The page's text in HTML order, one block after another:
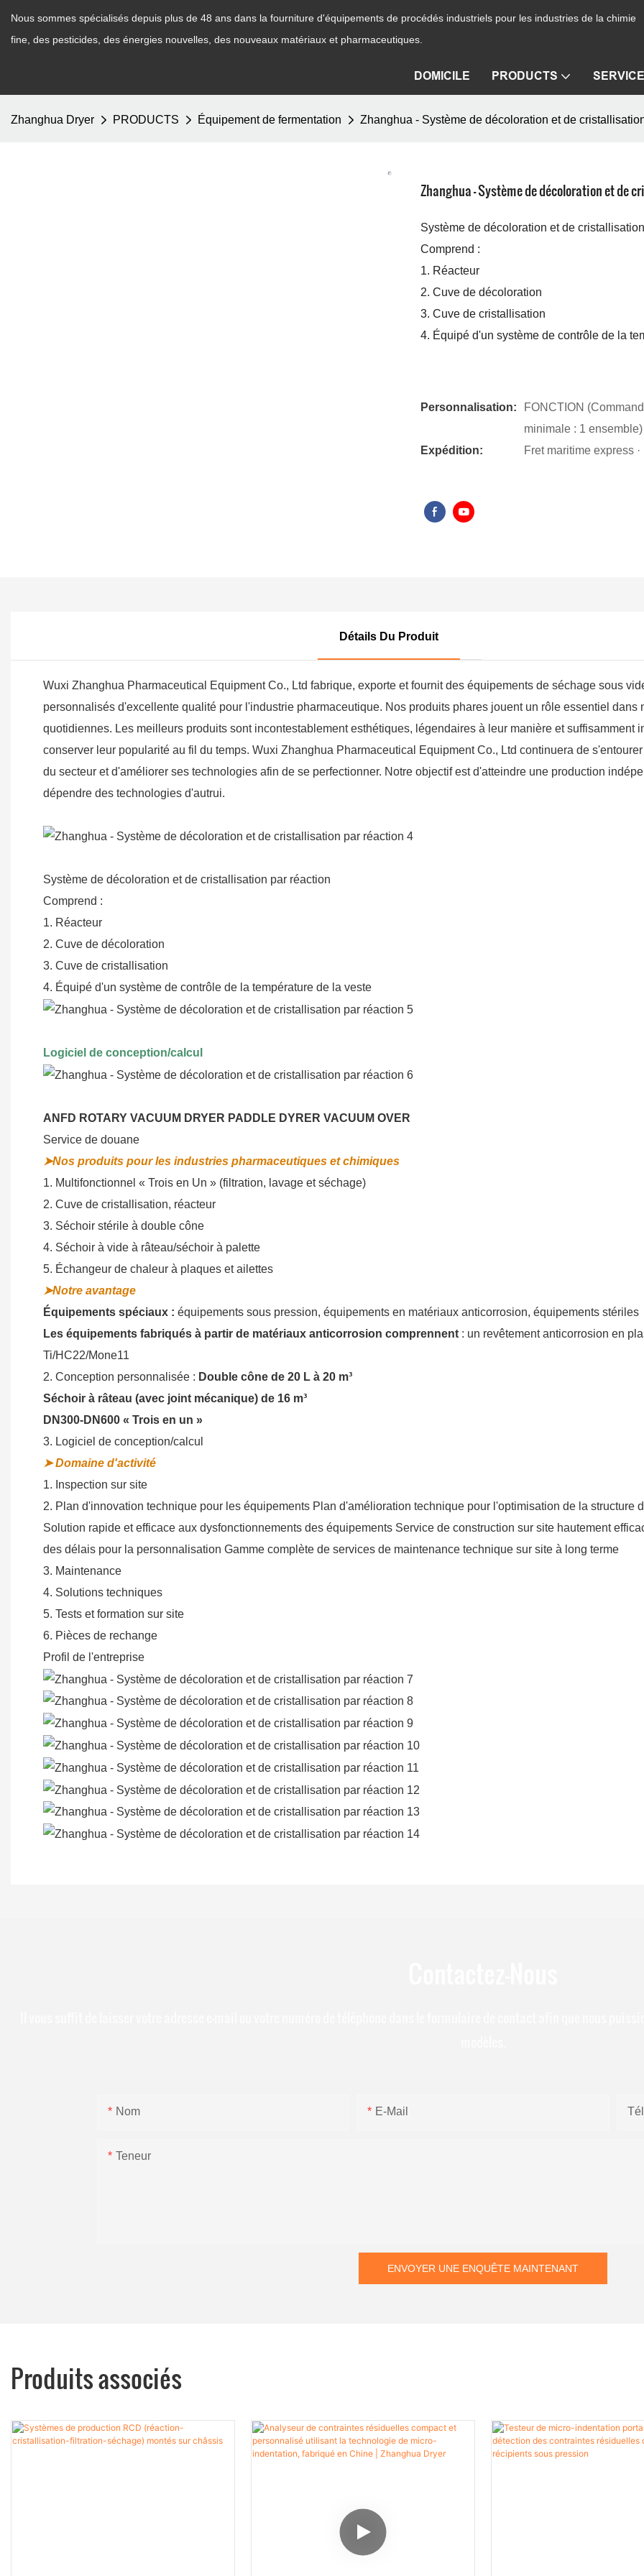
Nous sommes spécialisés depuis plus de 48 ans dans la fourniture d'équipements de procédés industriels pour les industries de la chimie
fine, des pesticides, des énergies nouvelles, des nouveaux matériaux et pharmaceutiques.
DOMICILE PRODUCTS SERVICE
Zhanghua Dryer PRODUCTS Équipement de fermentation Zhanghua - Système de décoloration et de
Zhanghua - Système de décoloration et de
Système de décoloration et de
Comprend :
1. Réacteur
2. Cuve de décoloration
3. Cuve de cristallisation
4. Équipé d'un système de contrôle de la
Personnalisation:
FONCTION
minimale : 1 ensemble)
Expédition:
Fret maritime express
Détails Du Produit
Wuxi Zhanghua Pharmaceutical Equipment Co., Ltd fabrique, exporte et fournit des équipements de séchage sous
personnalisés d'excellente qualité pour l'industrie pharmaceutique. Nos produits phares jouent un rôle essentiel dans
quotidiennes. Les meilleurs produits sont incontestablement esthétiques, légendaires à leur manière et suffisamment
conserver leur popularité au fil du temps. Wuxi Zhanghua Pharmaceutical Equipment Co., Ltd continuera de
du secteur et d'améliorer ses technologies afin de se perfectionner. Notre objectif est d'atteindre une production
dépendre des technologies d'autrui.
Système de décoloration et de cristallisation par réaction
Comprend :
1. Réacteur
2. Cuve de décoloration
3. Cuve de cristallisation
4. Équipé d'un système de contrôle de la température de la veste
Logiciel de conception/calcul
ANFD ROTARY VACUUM DRYER PADDLE DYRER VACUUM OVER
Service de douane
➤Nos produits pour les industries pharmaceutiques et chimiques
1. Multifonctionnel « Trois en Un » (filtration, lavage et séchage)
2. Cuve de cristallisation, réacteur
3. Séchoir stérile à double cône
4. Séchoir à vide à râteau/séchoir à palette
5. Échangeur de chaleur à plaques et ailettes
➤Notre avantage
Équipements spéciaux : équipements sous pression, équipements en matériaux anticorrosion, équipements stériles
Les équipements fabriqués à partir de matériaux anticorrosion comprennent : un revêtement anticorrosion en
Ti/HC22/Mone11
2. Conception personnalisée : Double cône de 20 L à 20 m³
Séchoir à râteau (avec joint mécanique) de 16 m³
DN300-DN600 « Trois en un »
3. Logiciel de conception/calcul
➤ Domaine d'activité
1. Inspection sur site
2. Plan d'innovation technique pour les équipements Plan d'amélioration technique pour l'optimisation de la structure
Solution rapide et efficace aux dysfonctionnements des équipements Service de construction sur site hautement
des délais pour la personnalisation Gamme complète de services de maintenance technique sur site à long terme
3. Maintenance
4. Solutions techniques
5. Tests et formation sur site
6. Pièces de rechange
Profil de l'entreprise
Nom E-Mail
Teneur
ENVOYER UNE ENQUÊTE MAINTENANT
Produits associés